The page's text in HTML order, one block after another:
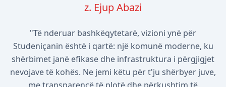
z. Ejup Abazi
"Të nderuar bashkëqytetarë, vizioni ynë për
Studeniçanin është i qartë: një komunë moderne, ku
shërbimet janë efikase dhe infrastruktura i përgjigjet
nevojave të kohës. Ne jemi këtu për t'ju shërbyer juve,